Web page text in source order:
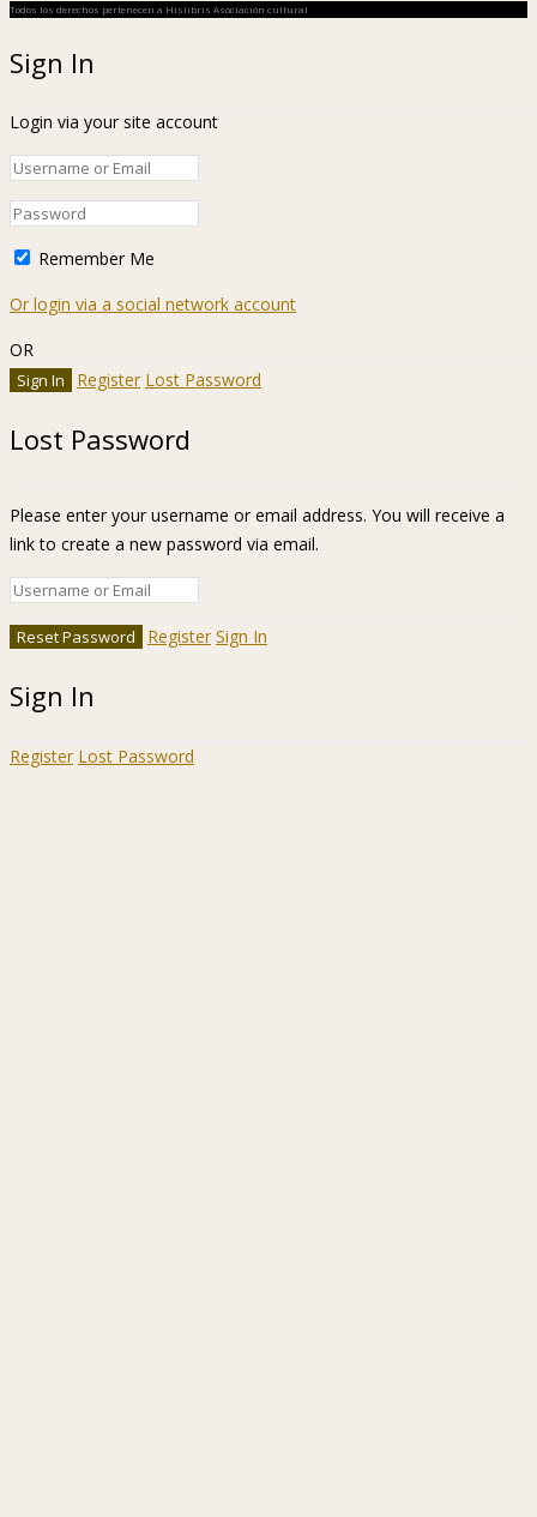
Todos los derechos pertenecen a Hislibris Asociación cultural
Sign In
Login via your site account
Remember Me
Or login via a social network account
OR
Register Lost Password
Lost Password
Please enter your username or email address. You will receive a
link to create a new password via email.
Register Sign In
Sign In
Register Lost Password